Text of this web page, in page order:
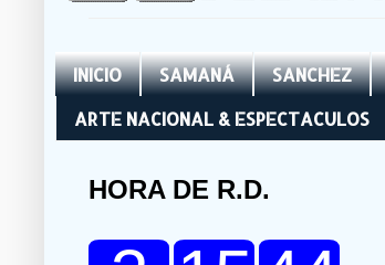
INICIO SAMANÁ SANCHEZ
ARTE NACIONAL & ESPECTACULOS
HORA DE R.D.